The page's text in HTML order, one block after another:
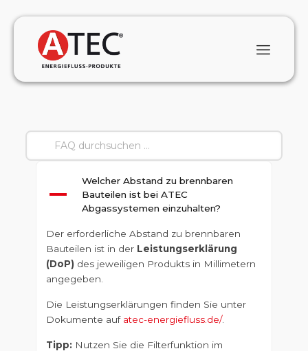
A
Welcher Abstand zu brennbaren
Bauteilen ist bei ATEC
Abgassystemen einzuhalten?
Der erforderliche Abstand zu brennbaren
Bauteilen ist in der Leistungserklärung
(DoP) des jeweiligen Produkts in Millimetern
angegeben.
Die Leistungserklärungen finden Sie unter
Dokumente auf atec-energiefluss.de/.
Tipp: Nutzen Sie die Filterfunktion im